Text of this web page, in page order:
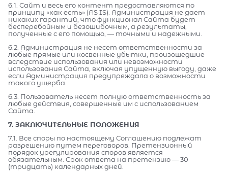
6.1. Сайт и весь его контент предоставляются по
принципу «как есть» (AS IS). Администрация не дает
никаких гарантий, что функционал Сайта будет
бесперебойным и безошибочным, а результаты,
полученные с его помощью, — точными и надежными.
6.2. Администрация не несет ответственности за
любые прямые или косвенные убытки, произошедшие
вследствие использования или невозможности
использования Сайта, включая упущенную выгоду, даже
если Администрация предупреждала о возможности
такого ущерба.
6.3. Пользователь несет полную ответственность за
любые действия, совершенные им с использованием
Сайта.
7. ЗАКЛЮЧИТЕЛЬНЫЕ ПОЛОЖЕНИЯ
7.1. Все споры по настоящему Соглашению подлежат
разрешению путем переговоров. Претензионный
порядок урегулирования споров является
обязательным. Срок ответа на претензию — 30
(тридцать) календарных дней.